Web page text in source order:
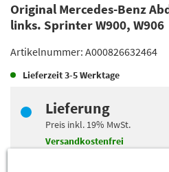
Original Mercedes-Benz
links. Sprinter W900, W906
Artikelnummer: A000826632464
Lieferzeit3-5 Werktage
Lieferung
Preis inkl. 19% MwSt.
Versandkostenfrei